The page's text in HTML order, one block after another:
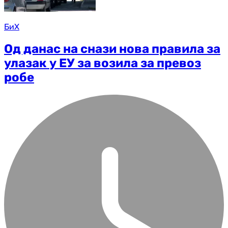
БиХ
Од данас на снази нова правила за
улазак у ЕУ за возила за превоз
робе